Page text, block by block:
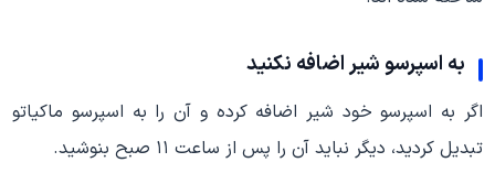
به اسپرسو شیر اضافه نکنید
اگر به اسپرسو خود شیر اضافه کرده و آن را به اسپرسو ماکیاتو
تبدیل کردید، دیگر نباید آن را پس از ساعت ۱۱ صبح بنوشید.